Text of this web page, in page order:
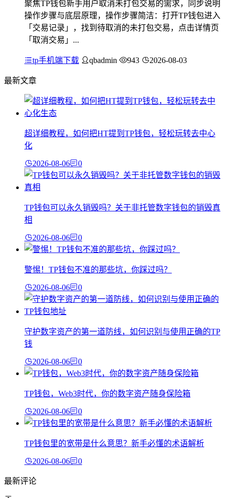
聚焦TP钱包新手用户取消未打包交易的需求，同步说明
操作步骤与底层原理，操作步骤简洁：打开TP钱包进入
「交易记录」，找到待取消的未打包交易，点击详情页
「取消交易」...
tp手机端下载 qbadmin 943 2026-08-03
最新文章
超详细教程，如何把HT提到TP钱包，轻松玩转去中心
化
2026-08-06 0
TP钱包可以永久销毁吗？关于非托管数字钱包的销毁真
相
2026-08-06 0
警惕！TP钱包不准的那些坑，你踩过吗？
2026-08-06 0
守护数字资产的第一道防线，如何识别与使用正确的TP
钱
2026-08-06 0
TP钱包，Web3时代，你的数字资产随身保险箱
2026-08-06 0
TP钱包里的宽带是什么意思？新手必懂的术语解析
2026-08-06 0
最新评论